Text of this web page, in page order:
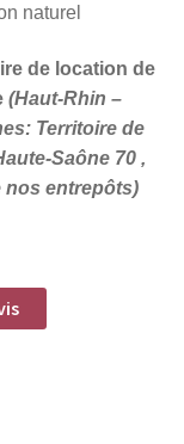
naturel
de location de
(Haut-Rhin –
Territoire de
Saône 70 ,
nos entrepôts)